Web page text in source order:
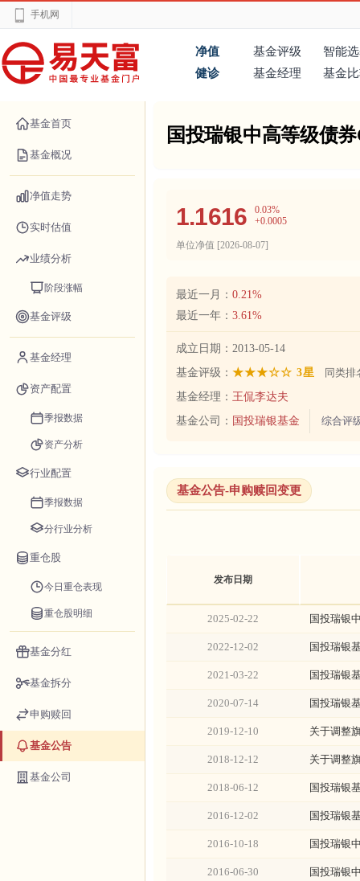
手机网
净值 基金评级
智能
健诊
基金经理 基金
基金首页
基金概况
净值走势
实时估值
业绩分析
阶段涨幅
基金评级
基金经理
资产配置
季报数据
资产分析
行业配置
季报数据
分行业分析
重仓股
今日重仓表现
重仓股明细
基金分红
基金拆分
申购赎回
基金公告
基金公司
国投瑞银中高等级债
1.1616
0.03%
+0.0005
单位净值 [2026-08-07]
最近一月： 0.21%
最近一年： 3.61%
成立日期： 2013-05-14
基金评级： ★★★☆☆ 3星
同类排
基金经理： 王侃李达夫
基金公司： 国投瑞银基金 综合评
基金公告-申购赎回变更
发布日期
2025-02-22 国投瑞银
2022-12-02 国投瑞银
2021-03-22 国投瑞银
2020-07-14 国投瑞银
2019-12-10 关于调整
2018-12-12 关于调整
2018-06-12 国投瑞银
2016-12-02 国投瑞银
2016-10-18 国投瑞银
2016-06-30 国投瑞银